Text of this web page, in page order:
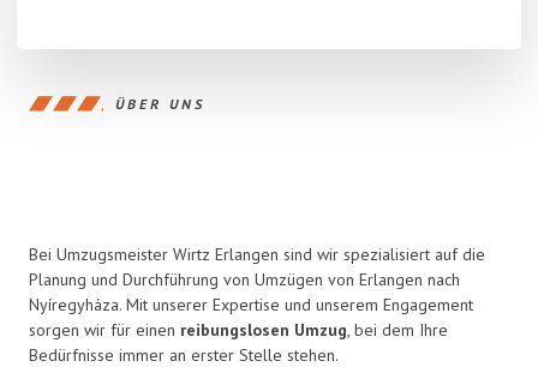
ÜBER UNS
Bei Umzugsmeister Wirtz Erlangen sind wir spezialisiert auf die
Planung und Durchführung von Umzügen von Erlangen nach
Nyíregyháza. Mit unserer Expertise und unserem Engagement
sorgen wir für einen reibungslosen Umzug, bei dem Ihre
Bedürfnisse immer an erster Stelle stehen.